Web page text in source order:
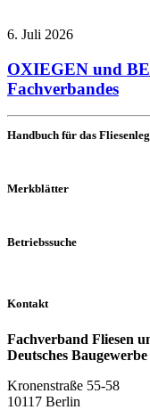
6. Juli 2026
OXIEGEN und
Fachverbandes
Handbuch für das
Merkblätter
Betriebssuche
Kontakt
Fachverband Fliesen
Deutsches
Kronenstraße 55-58
10117 Berlin